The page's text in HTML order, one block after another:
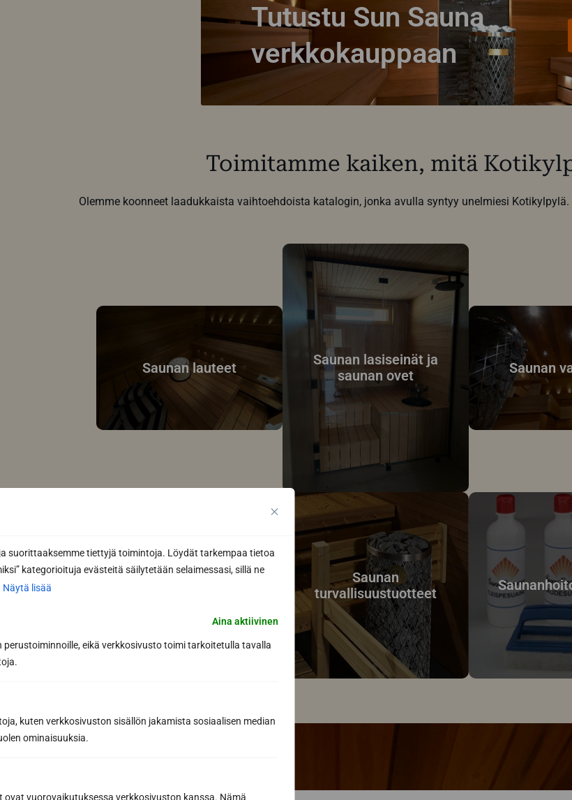
suorittaaksemme tiettyjä toimintoja. Löydät tarkempaa tietoa
kategorioituja evästeitä säilytetään selaimessasi, sillä ne
Näytä lisää
Aina aktiivinen
eikä verkkosivusto toimi tarkoitetulla tavalla
kuten verkkosivuston sisällön jakamista sosiaalisen median
ominaisuuksia.
vuorovaikutuksessa verkkosivuston kanssa. Nämä
Tutustu Sun Sauna
verkkokauppaan
Toimitamme kaiken, mitä
Olemme koonneet laadukkaista vaihtoehdoista katalogin, jonka avulla syntyy unelmiesi
Saunan lauteet
Saunan lasiseinät ja
saunan ovet
Saunan
Saunan
turvallisuustuotteet